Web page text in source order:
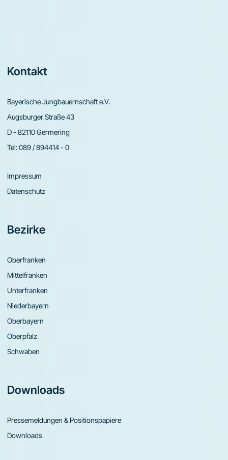
Footer
Kontakt
Bayerische Jungbauernschaft e.V.
Augsburger Straße 43
D - 82110 Germering
Tel:089 / 894414 - 0
Impressum
Datenschutz
Bezirke
Oberfranken
Mittelfranken
Unterfranken
Niederbayern
Oberbayern
Oberpfalz
Schwaben
Downloads
Pressemeldungen & Positionspapiere
Downloads